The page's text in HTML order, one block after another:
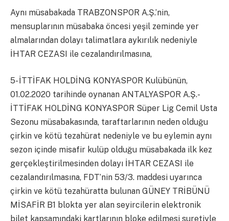
Aynı müsabakada TRABZONSPOR A.Ş.’nin,
mensuplarının müsabaka öncesi yeşil zeminde yer
almalarından dolayı talimatlara aykırılık nedeniyle
İHTAR CEZASI ile cezalandırılmasına,
5- İTTİFAK HOLDİNG KONYASPOR Kulübünün,
01.02.2020 tarihinde oynanan ANTALYASPOR A.Ş.-
İTTİFAK HOLDİNG KONYASPOR Süper Lig Cemil Usta
Sezonu müsabakasında, taraftarlarının neden olduğu
çirkin ve kötü tezahürat nedeniyle ve bu eylemin aynı
sezon içinde misafir kulüp olduğu müsabakada ilk kez
gerçekleştirilmesinden dolayı İHTAR CEZASI ile
cezalandırılmasına, FDT’nin 53/3. maddesi uyarınca
çirkin ve kötü tezahüratta bulunan GÜNEY TRİBÜNÜ
MİSAFİR B1 blokta yer alan seyircilerin elektronik
bilet kapsamındaki kartlarının bloke edilmesi suretiyle